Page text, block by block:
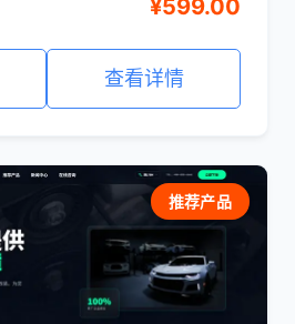
¥599.00
查看详情
推荐产品